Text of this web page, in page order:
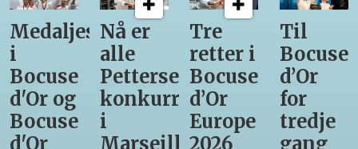
Medaljestatistikk
i
Bocuse
d'Or og
Bocuse
d'Or
Nå er
alle
Pettersens
konkurrenter
i
Marseille
Tre
retter i
Bocuse
d’Or
Europe
2026
Til
Bocuse
d’Or
for
tredje
gang